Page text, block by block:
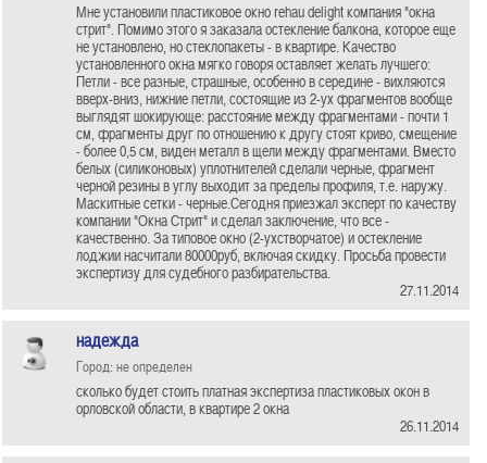
Мне установили пластиковое окно rehau delight компания "окна
стрит". Помимо этого я заказала остекление балкона, которое еще
не установлено, но стеклопакеты - в квартире. Качество
установленного окна мягко говоря оставляет желать лучшего:
Петли - все разные, страшные, особенно в середине - вихляются
вверх-вниз, нижние петли, состоящие из 2-ух фрагментов вообще
выглядят шокирующе: расстояние между фрагментами - почти 1
см, фрагменты друг по отношению к другу стоят криво, смещение
- более 0,5 см, виден металл в щели между фрагментами. Вместо
белых (силиконовых) уплотнителей сделали черные, фрагмент
черной резины в углу выходит за пределы профиля, т.е. наружу.
Маскитные сетки - черные.Сегодня приезжал эксперт по качеству
компании "Окна Стрит" и сделал заключение, что все -
качественно. За типовое окно (2-ухстворчатое) и остекление
лоджии насчитали 80000руб, включая скидку. Просьба провести
экспертизу для судебного разбирательства.
27.11.2014
надежда
Город: не определен
сколько будет стоить платная экспертиза пластиковых окон в
орловской области, в квартире 2 окна
26.11.2014